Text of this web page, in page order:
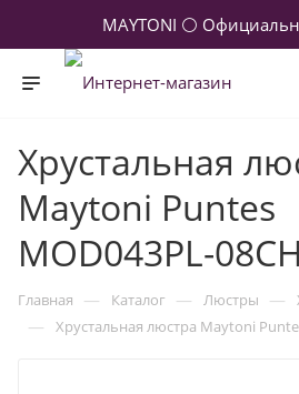
MAYTONI ⚪
Хрустальная
Maytoni Puntes
MOD043PL-08CH
Главная — Каталог — Люстры —
— Хрустальная люстра Maytoni